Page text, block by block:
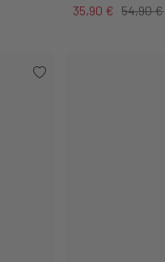
35,90 € 54,90 €